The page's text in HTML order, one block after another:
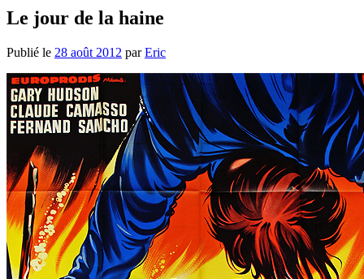
Le jour de la haine
Publié le 28 août 2012 parEric